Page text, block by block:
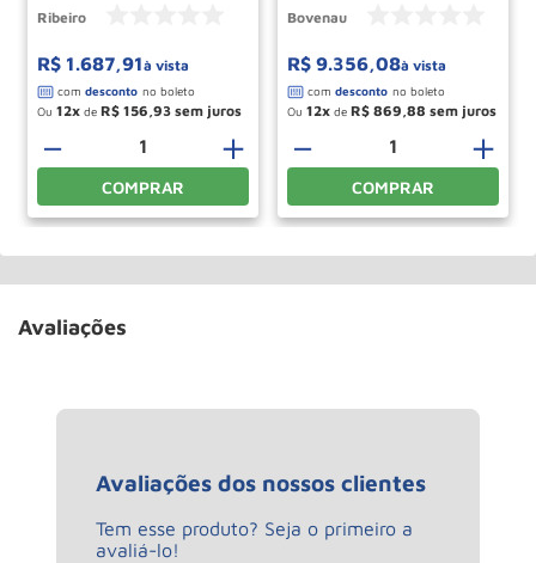
Ribeiro
R$ 1.687,91à vista
Ou 12 de R$ 156,93
＋
－
COMPRAR
BOVENAU
Bovenau
R$ 9.356,08à vista
Ou 12 de R$ 869,88
＋
－
COMPRAR
Avaliações
Avaliações dos nossos clientes
Tem esse produto? Seja o primeiro a
avaliá-lo!